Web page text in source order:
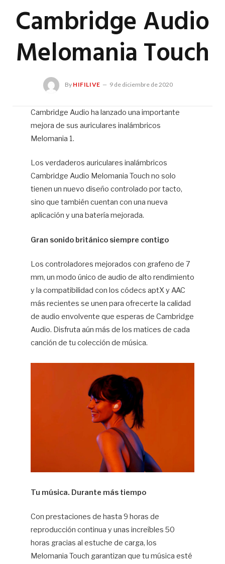
Cambridge Audio
Melomania Touch
By HIFILIVE 9 de diciembre de 2020
Cambridge Audio ha lanzado una importante
mejora de sus auriculares inalámbricos
Melomania 1.
Los verdaderos auriculares inalámbricos
Cambridge Audio Melomania Touch no solo
tienen un nuevo diseño controlado por tacto,
sino que también cuentan con una nueva
aplicación y una batería mejorada.
Gran sonido británico siempre contigo
Los controladores mejorados con grafeno de 7
mm, un modo único de audio de alto rendimiento
y la compatibilidad con los códecs aptX y AAC
más recientes se unen para ofrecerte la calidad
de audio envolvente que esperas de Cambridge
Audio. Disfruta aún más de los matices de cada
canción de tu colección de música.
Tu música. Durante más tiempo
Con prestaciones de hasta 9 horas de
reproducción continua y unas increíbles 50
horas gracias al estuche de carga, los
Melomania Touch garantizan que tu música esté